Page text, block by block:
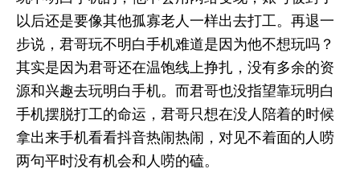
以后还是要像其他孤寡老人一样出去打工。再退一
步说，君哥玩不明白手机难道是因为他不想玩吗？
其实是因为君哥还在温饱线上挣扎，没有多余的资
源和兴趣去玩明白手机。而君哥也没指望靠玩明白
手机摆脱打工的命运，君哥只想在没人陪着的时候
拿出来手机看看抖音热闹热闹，对见不着面的人唠
两句平时没有机会和人唠的磕。